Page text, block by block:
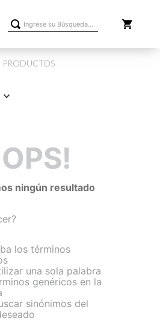
Ingrese su Búsqueda...
PRODUCTOS
ningún resultado
los términos
una sola palabra
genéricos en la
sinónimos del